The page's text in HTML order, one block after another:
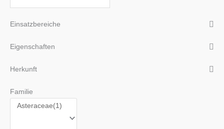
Einsatzbereiche
Eigenschaften
Herkunft
Familie